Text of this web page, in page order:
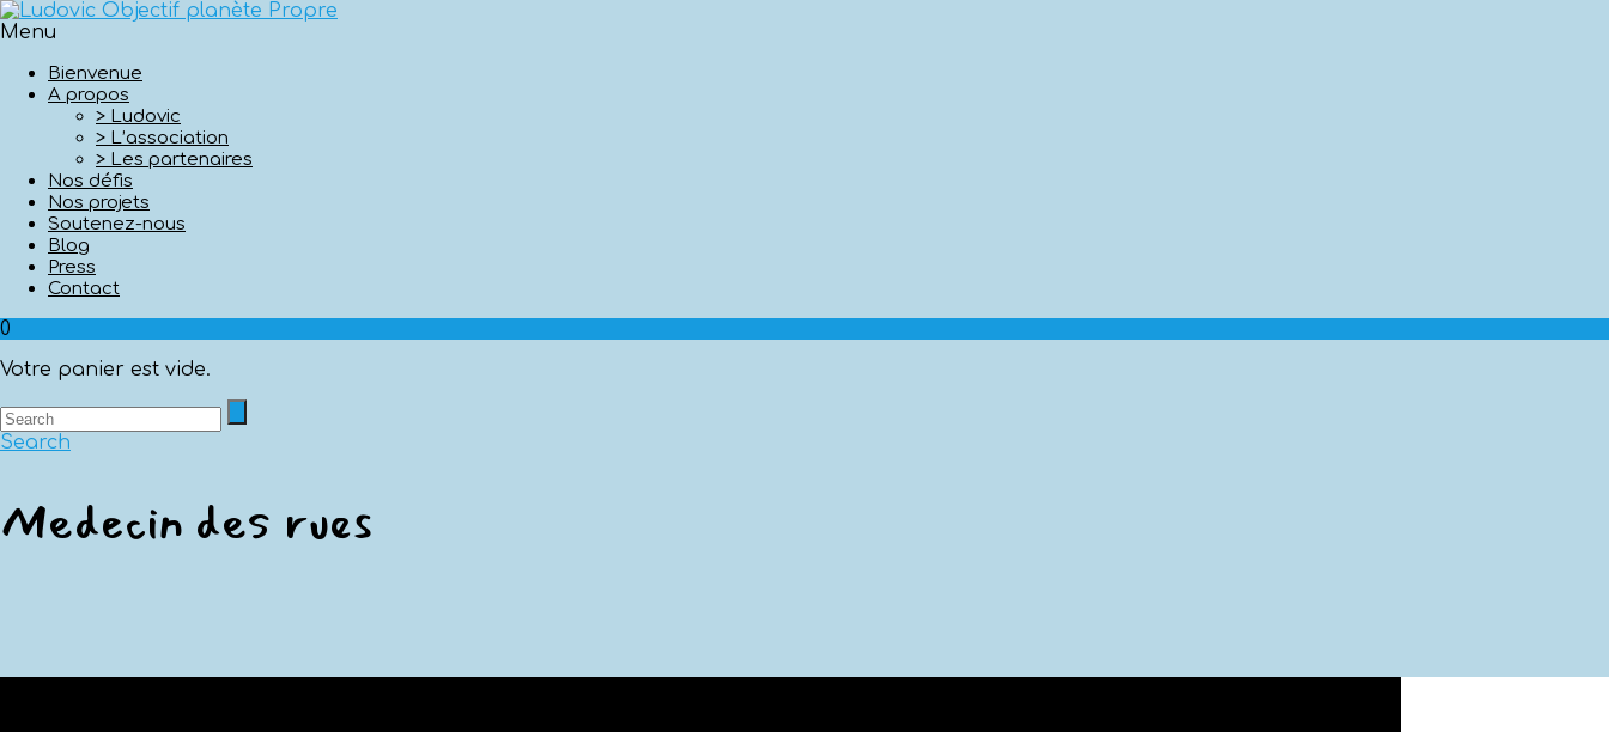
Menu
Bienvenue
A propos
> Ludovic
> L’association
> Les partenaires
Nos défis
Nos projets
Soutenez-nous
Blog
Press
Contact
0
Votre panier est vide.
Search
Medecin des rues